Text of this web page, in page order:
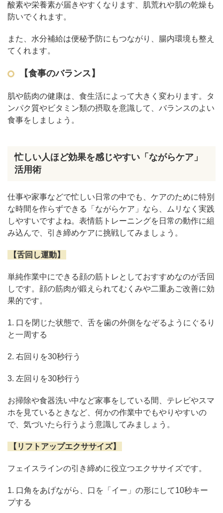
酸素や栄養素が届きやすくなります、肌荒れや肌の乾燥も
防いでくれます。
また、水分補給は便秘予防にもつながり、腸内環境も整え
てくれます。
【食事のバランス】
肌や筋肉の健康は、食生活によって大きく変わります。タ
ンパク質やビタミン類の摂取を意識して、バランスのよい
食事をしましょう。
忙しい人ほど効果を感じやすい「ながらケア」
活用術
仕事や家事などで忙しい日常の中でも、ケアのために特別
な時間を作らずできる「ながらケア」なら、ムリなく実践
しやすいですよね。表情筋トレーニングを日常の動作に組
み込んで、引き締めケアに挑戦してみましょう。
【舌回し運動】
単純作業中にできる顔の筋トレとしておすすめなのが舌回
しです。顔の筋肉が鍛えられてむくみや二重あご改善に効
果的です。
1. 口を閉じた状態で、舌を歯の外側をなぞるようにぐるり
と一周する
2. 右回りを30秒行う
3. 左回りを30秒行う
お掃除や食器洗い中など家事をしている間、テレビやスマ
ホを見ているときなど、何かの作業中でもやりやすいの
で、気づいたら行うよう意識してみましょう。
【リフトアップエクササイズ】
フェイスラインの引き締めに役立つエクササイズです。
1. 口角をあげながら、口を「イー」の形にして10秒キー
プする